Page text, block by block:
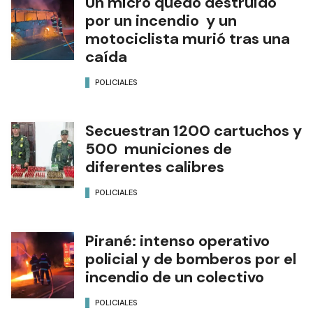
por un incendio y un
motociclista murió tras una
caída
POLICIALES
Secuestran 1200 cartuchos y
500 municiones de
diferentes calibres
POLICIALES
Pirané: intenso operativo
policial y de bomberos por el
incendio de un colectivo
POLICIALES